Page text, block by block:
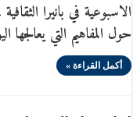
الاسبوعية في بانيرا
حول المفاهيم التي يعالجها
أكمل القراءة »